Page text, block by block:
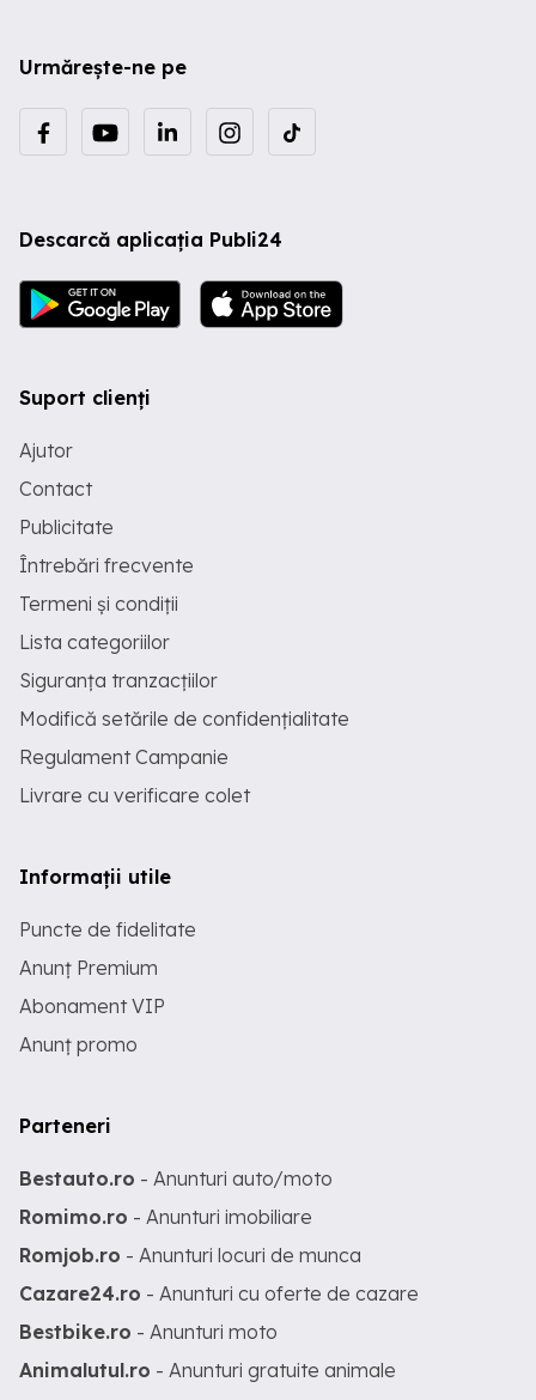
Urmărește-ne pe
Descarcă aplicația Publi24
Suport clienți
Ajutor
Contact
Publicitate
Întrebări frecvente
Termeni și condiții
Lista categoriilor
Siguranța tranzacțiilor
Modifică setările de confidențialitate
Regulament Campanie
Livrare cu verificare colet
Informații utile
Puncte de fidelitate
Anunț Premium
Abonament VIP
Anunț promo
Parteneri
Bestauto.ro - Anunturi auto/moto
Romimo.ro - Anunturi imobiliare
Romjob.ro - Anunturi locuri de munca
Cazare24.ro - Anunturi cu oferte de cazare
Bestbike.ro - Anunturi moto
Animalutul.ro - Anunturi gratuite animale